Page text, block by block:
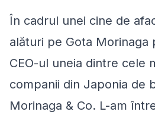
În cadrul unei cine de
alături pe Gota Morinaga
CEO-ul uneia dintre cele
companii din Japonia de
Morinaga & Co. L-am